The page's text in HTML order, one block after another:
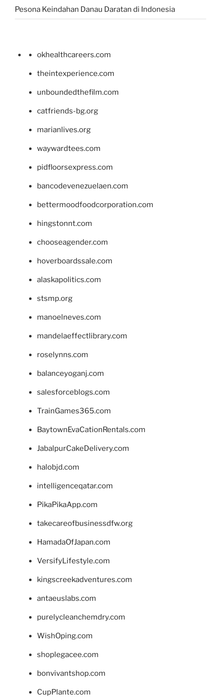
Pesona Keindahan Danau Daratan di Indonesia
okhealthcareers.com
theintexperience.com
unboundedthefilm.com
catfriends-bg.org
marianlives.org
waywardtees.com
pidfloorsexpress.com
bancodevenezuelaen.com
bettermoodfoodcorporation.com
hingstonnt.com
chooseagender.com
hoverboardssale.com
alaskapolitics.com
stsmp.org
manoelneves.com
mandelaeffectlibrary.com
roselynns.com
balanceyoganj.com
salesforceblogs.com
TrainGames365.com
BaytownEvaCationRentals.com
JabalpurCakeDelivery.com
halobjd.com
intelligenceqatar.com
PikaPikaApp.com
takecareofbusinessdfw.org
HamadaOfJapan.com
VersifyLifestyle.com
kingscreekadventures.com
antaeuslabs.com
purelycleanchemdry.com
WishOping.com
shoplegacee.com
bonvivantshop.com
CupPlante.com